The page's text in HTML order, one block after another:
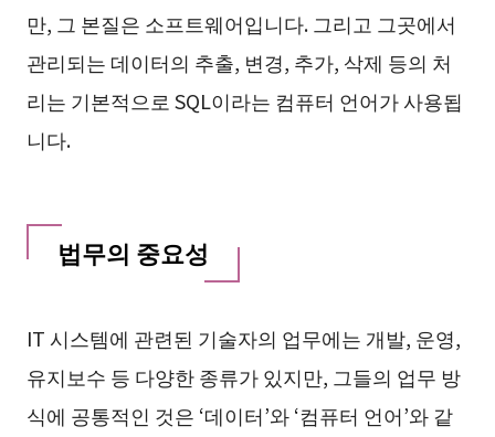
만, 그 본질은 소프트웨어입니다. 그리고 그곳에서
관리되는 데이터의 추출, 변경, 추가, 삭제 등의 처
리는 기본적으로 SQL이라는 컴퓨터 언어가 사용됩
니다.
법무의 중요성
IT 시스템에 관련된 기술자의 업무에는 개발, 운영,
유지보수 등 다양한 종류가 있지만, 그들의 업무 방
식에 공통적인 것은 ‘데이터’와 ‘컴퓨터 언어’와 같